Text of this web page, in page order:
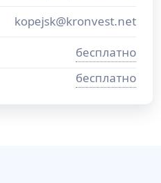
kopejsk@kronvest.net
бесплатно
бесплатно